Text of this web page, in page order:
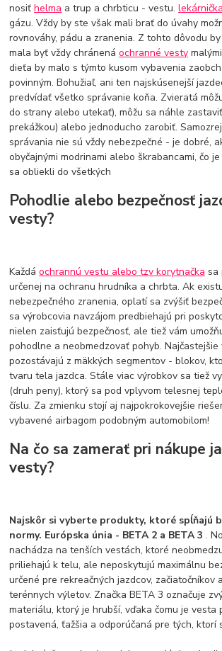
nosiťhelma a trup a chrbticu - vestu.lekárnička
gázu. Vždy by ste však mali brať do úvahy
rovnováhy, pádu a zranenia. Z tohto dôvodu
mala byť vždy chránenáochranné vesty
dieťa by malo s týmto kusom vybavenia
povinným. Bohužiaľ, ani ten najskúsenejší
predvídať všetko správanie koňa. Zvieratá
do strany alebo utekať), môžu sa náhle
prekážkou) alebo jednoducho zarobiť.
správania nie sú vždy nebezpečné - je dobré,
obyčajnými modrinami alebo škrabancami, čo
sa obliekli do všetkých
Pohodlie alebo bezpečnosť
vesty?
Každáochrannú vestu alebo tzv korytnačka sa
určenej na ochranu hrudníka a chrbta. Ak
nebezpečného zranenia, oplatí sa zvýšiť
sa výrobcovia navzájom predbiehajú pri
nielen zaisťujú bezpečnosť, ale tiež vám
pohodlne a neobmedzovať pohyb.
pozostávajú z mäkkých segmentov - blokov,
tvaru tela jazdca. Stále viac výrobkov sa tiež
(druh peny), ktorý sa pod vplyvom telesnej
číslu. Za zmienku stojí aj najpokrokovejšie
vybavené airbagom podobným automobilom!
Na čo sa zamerať pri nákupe
vesty?
Najskôr si vyberte produkty, ktoré spĺňajú
normy. Európska únia - BETA 2 a BETA 3.
nachádza na tenších vestách, ktoré
priliehajú k telu, ale neposkytujú maximálnu
určené pre rekreačných jazdcov, začiatočníkov
terénnych výletov. Značka BETA 3 označuje
materiálu, ktorý je hrubší, vďaka čomu je vesta
postavená, ťažšia a odporúčaná pre tých, ktorí